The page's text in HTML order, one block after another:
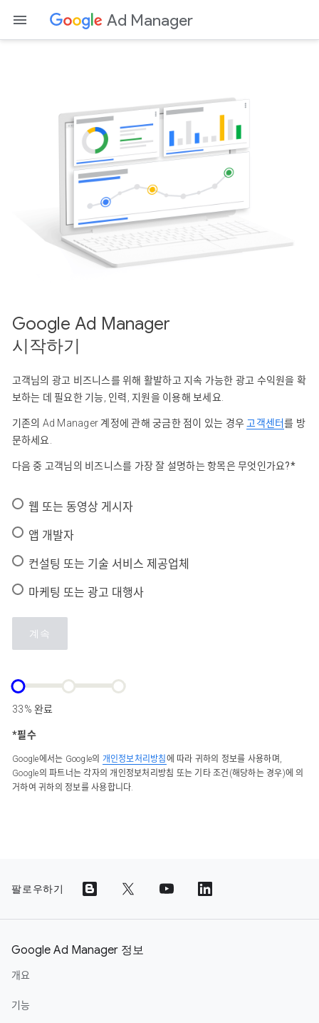
Ad Manager
Google Ad Manager
시작하기
고객님의 광고 비즈니스를 위해 활발하고 지속 가능한 광고 수익원을 확
보하는 데 필요한 기능, 인력, 지원을 이용해 보세요.
기존의 Ad Manager 계정에 관해 궁금한 점이 있는 경우 고객센터를 방
문하세요.
다음 중 고객님의 비즈니스를 가장 잘 설명하는 항목은 무엇인가요?*
웹 또는 동영상 게시자
앱 개발자
컨설팅 또는 기술 서비스 제공업체
마케팅 또는 광고 대행사
33% 완료
*필수
Google에서는 Google의 개인정보처리방침에 따라 귀하의 정보를 사용하며,
Google의 파트너는 각자의 개인정보처리방침 또는 기타 조건(해당하는 경우)에 의
거하여 귀하의 정보를 사용합니다.
팔로우하기
Google Ad Manager 정보
개요
기능